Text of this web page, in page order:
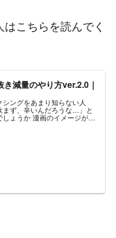
こちらを読んでく
減量のやり方ver.2.0｜
ングをあまり知らない人
まず、辛いんだろうな…」と
ょうか 漫画のイメージが強
ションです。もしリアルで